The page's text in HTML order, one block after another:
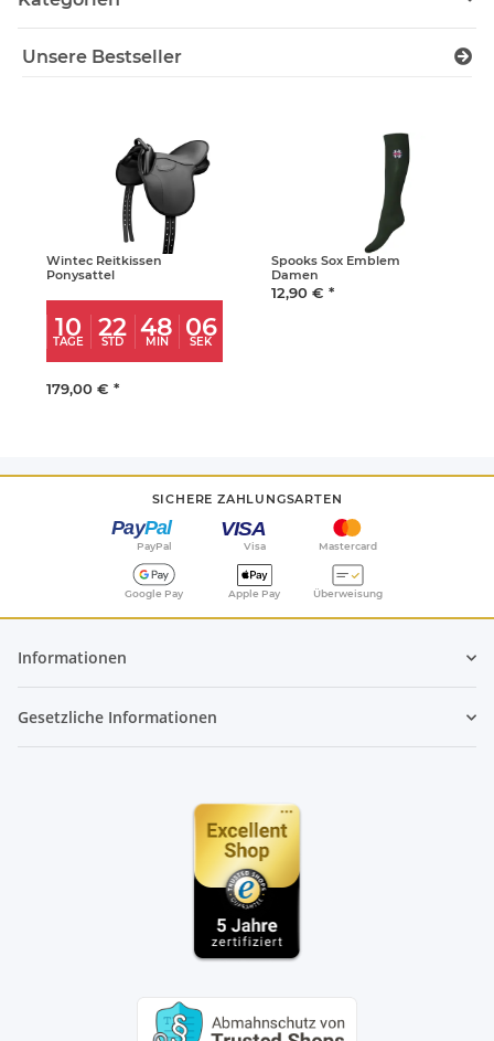
Unsere Bestseller
Wintec Reitkissen
Ponysattel
10
TAGE 22
STD 48
MIN 06
SEK
179,00 € *
Spooks Sox Emblem
Damen
12,90 € *
SICHERE ZAHLUNGSARTEN
PayPal Visa Mastercard
Google Pay Apple Pay Überweisung
Informationen
Gesetzliche Informationen